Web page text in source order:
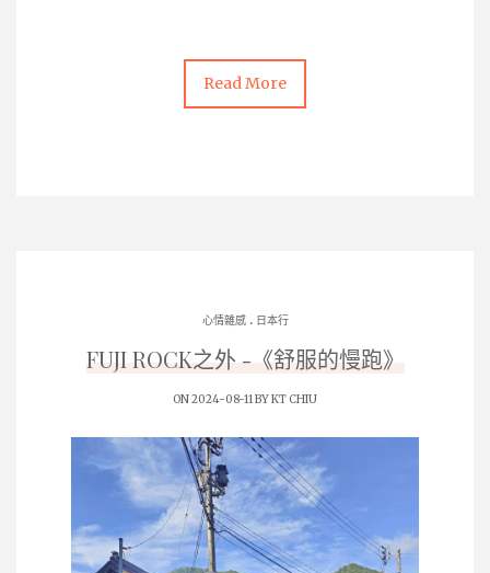
Read More
心情雜感. 日本行
FUJI ROCK之外 -《舒服的慢跑》
ON 2024-08-11 BYKT CHIU